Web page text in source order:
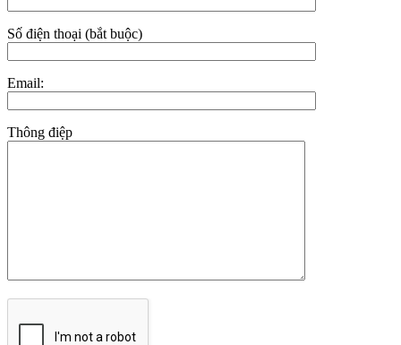
Số điện thoại (bắt buộc)
Email:
Thông điệp